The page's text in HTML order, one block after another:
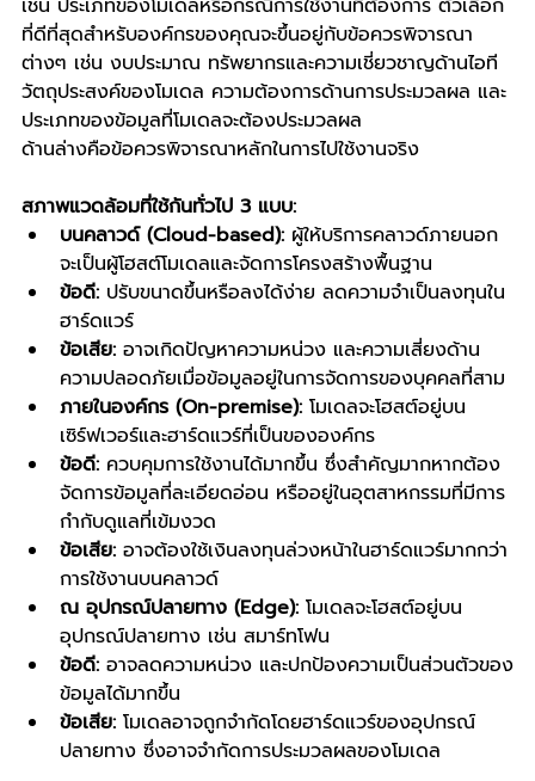
เช่น ประเภทของโมเดลหรือกรณีการใช้งานที่ต้องการ ตัวเลือก
ที่ดีที่สุดสำหรับองค์กรของคุณจะขึ้นอยู่กับข้อควรพิจารณา
ต่างๆ เช่น งบประมาณ ทรัพยากรและความเชี่ยวชาญด้านไอที
วัตถุประสงค์ของโมเดล ความต้องการด้านการประมวลผล และ
ประเภทของข้อมูลที่โมเดลจะต้องประมวลผล
ด้านล่างคือข้อควรพิจารณาหลักในการไปใช้งานจริง
สภาพแวดล้อมที่ใช้กันทั่วไป 3 แบบ:
บนคลาวด์ (Cloud-based): ผู้ให้บริการคลาวด์ภายนอก
จะเป็นผู้โฮสต์โมเดลและจัดการโครงสร้างพื้นฐาน
ข้อดี: ปรับขนาดขึ้นหรือลงได้ง่าย ลดความจำเป็นลงทุนใน
ฮาร์ดแวร์
ข้อเสีย: อาจเกิดปัญหาความหน่วง และความเสี่ยงด้าน
ความปลอดภัยเมื่อข้อมูลอยู่ในการจัดการของบุคคลที่สาม
ภายในองค์กร (On-premise): โมเดลจะโฮสต์อยู่บน
เซิร์ฟเวอร์และฮาร์ดแวร์ที่เป็นขององค์กร
ข้อดี: ควบคุมการใช้งานได้มากขึ้น ซึ่งสำคัญมากหากต้อง
จัดการข้อมูลที่ละเอียดอ่อน หรืออยู่ในอุตสาหกรรมที่มีการ
กำกับดูแลที่เข้มงวด
ข้อเสีย: อาจต้องใช้เงินลงทุนล่วงหน้าในฮาร์ดแวร์มากกว่า
การใช้งานบนคลาวด์
ณ อุปกรณ์ปลายทาง (Edge): โมเดลจะโฮสต์อยู่บน
อุปกรณ์ปลายทาง เช่น สมาร์ทโฟน
ข้อดี: อาจลดความหน่วง และปกป้องความเป็นส่วนตัวของ
ข้อมูลได้มากขึ้น
ข้อเสีย: โมเดลอาจถูกจำกัดโดยฮาร์ดแวร์ของอุปกรณ์
ปลายทาง ซึ่งอาจจำกัดการประมวลผลของโมเดล